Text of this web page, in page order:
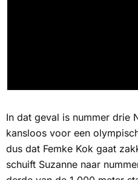
In dat geval is nummer drie
kansloos voor een
dus dat Femke Kok gaat
schuift Suzanne naar